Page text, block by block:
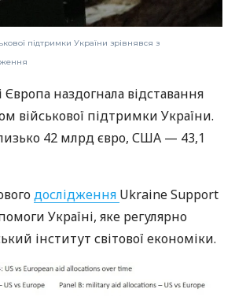
підтримки України зрівнявся з
Європа наздогнала відставання
військової підтримки України.
42 млрд євро, США — 43,1
дослідження Ukraine Support
Україні, яке регулярно
інститут світової економіки.